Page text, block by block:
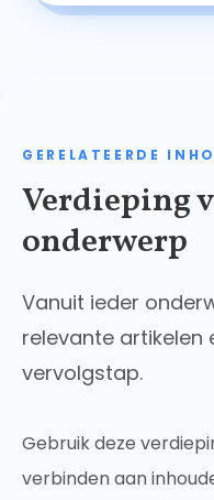
GERELATEERDE
Verdieping
onderwerp
Vanuit ieder
relevante artikelen
vervolgstap.
Gebruik deze
verbinden aan